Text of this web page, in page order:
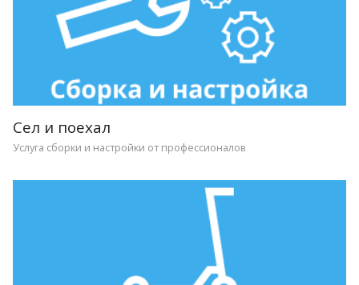
Сел и поехал
Услуга сборки и настройки от профессионалов